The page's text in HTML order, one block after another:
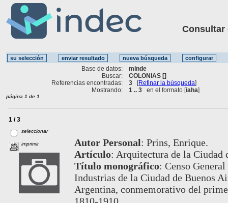
Consultar
Base de datos:
minde
Buscar:
COLONIAS []
Referencias encontradas:
3 [Refinar la búsqueda]
Mostrando:
1 .. 3 en el formato [iaha]
página 1 de 1
1 / 3
seleccionar
imprimir Autor Personal: Prins, Enrique.
Artículo: Arquitectura de la Ciudad
Título monográfico: Censo
Industrias de la Ciudad de Buenos
Argentina, conmemorativo del